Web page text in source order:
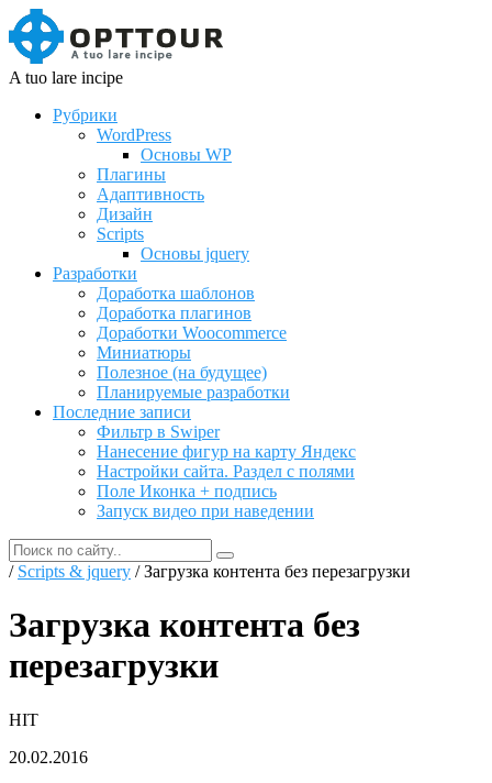
A tuo lare incipe
Рубрики
WordPress
Основы WP
Плагины
Адаптивность
Дизайн
Scripts
Основы jquery
Разработки
Доработка шаблонов
Доработка плагинов
Доработки Woocommerce
Миниатюры
Полезное (на будущее)
Планируемые разработки
Последние записи
Фильтр в Swiper
Нанесение фигур на карту Яндекс
Настройки сайта. Раздел с полями
Поле Иконка + подпись
Запуск видео при наведении
/ Scripts & jquery / Загрузка контента без перезагрузки
Загрузка контента без
перезагрузки
HIT
20.02.2016